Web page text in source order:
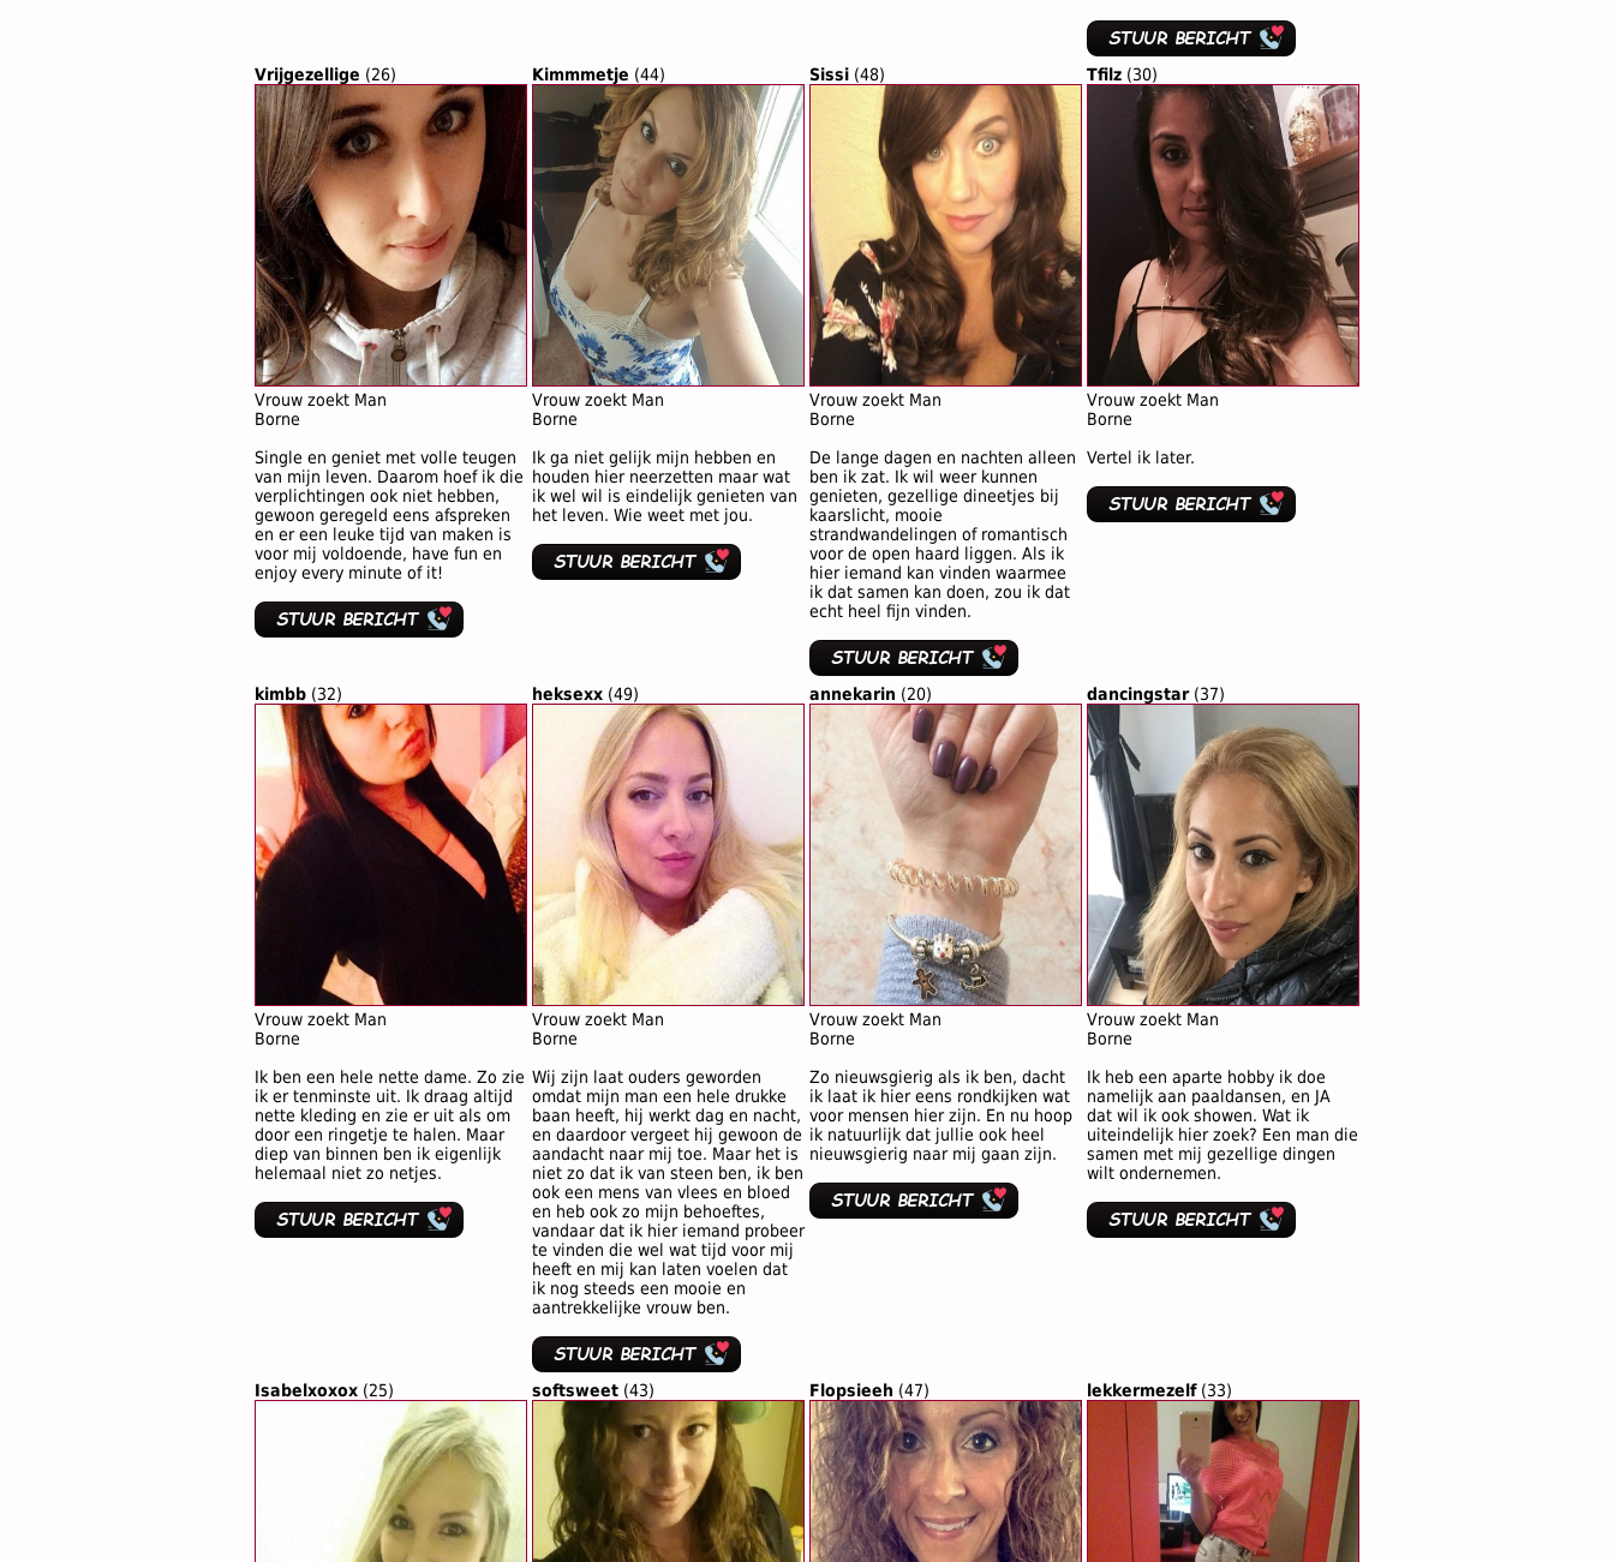
Vrijgezellige (26)
Vrouw zoekt Man
Borne
Single en geniet met volle teugen
van mijn leven. Daarom hoef ik die
verplichtingen ook niet hebben,
gewoon geregeld eens afspreken
en er een leuke tijd van maken is
voor mij voldoende, have fun en
enjoy every minute of it!
Kimmmetje (44)
Vrouw zoekt Man
Borne
Ik ga niet gelijk mijn hebben en
houden hier neerzetten maar wat
ik wel wil is eindelijk genieten van
het leven. Wie weet met jou.
Sissi (48)
Vrouw zoekt Man
Borne
De lange dagen en nachten alleen
ben ik zat. Ik wil weer kunnen
genieten, gezellige dineetjes bij
kaarslicht, mooie
strandwandelingen of romantisch
voor de open haard liggen. Als ik
hier iemand kan vinden waarmee
ik dat samen kan doen, zou ik dat
echt heel fijn vinden.
Tfilz (30)
Vrouw zoekt Man
Borne
Vertel ik later.
kimbb (32)
Vrouw zoekt Man
Borne
Ik ben een hele nette dame. Zo zie
ik er tenminste uit. Ik draag altijd
nette kleding en zie er uit als om
door een ringetje te halen. Maar
diep van binnen ben ik eigenlijk
helemaal niet zo netjes.
heksexx (49)
Vrouw zoekt Man
Borne
Wij zijn laat ouders geworden
omdat mijn man een hele drukke
baan heeft, hij werkt dag en nacht,
en daardoor vergeet hij gewoon de
aandacht naar mij toe. Maar het is
niet zo dat ik van steen ben, ik ben
ook een mens van vlees en bloed
en heb ook zo mijn behoeftes,
vandaar dat ik hier iemand probeer
te vinden die wel wat tijd voor mij
heeft en mij kan laten voelen dat
ik nog steeds een mooie en
aantrekkelijke vrouw ben.
annekarin (20)
Vrouw zoekt Man
Borne
Zo nieuwsgierig als ik ben, dacht
ik laat ik hier eens rondkijken wat
voor mensen hier zijn. En nu hoop
ik natuurlijk dat jullie ook heel
nieuwsgierig naar mij gaan zijn.
dancingstar(37)
Vrouw zoekt Man
Borne
Ik heb een aparte hobby ik doe
namelijk aan paaldansen, en JA
dat wil ik ook showen. Wat ik
uiteindelijk hier zoek? Een man die
samen met mij gezellige dingen
wilt ondernemen.
Isabelxoxox (25) softsweet (43) Flopsieeh (47) lekkermezelf(33)